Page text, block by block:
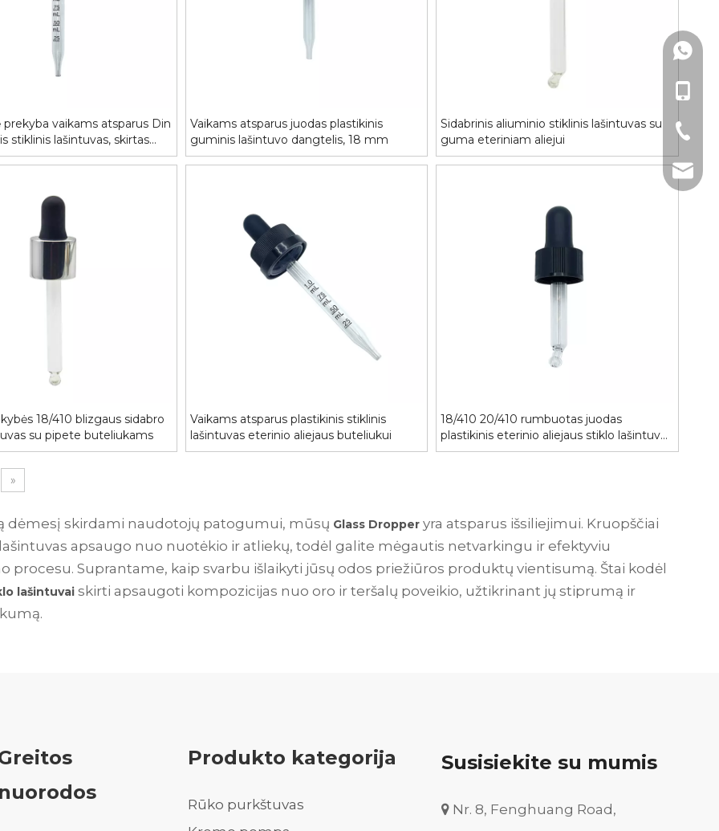
vaikams
plastikinis
Aukštos kokybės žalias PETG
plastikinis kvadratinis butelis
su stikliniu lašintuvu
Didmeninis 50 ml mėlyno
eterinio aliejaus stiklinis
serumo buteliukas su
prekyba vaikams atsparus Din
stiklinis lašintuvas, skirtas
buteliukui
Vaikams atsparus juodas plastikinis
guminis lašintuvo dangtelis, 18 mm
Sidabrinis aliuminio stiklinis lašintuvas su
guma eteriniam aliejui
18/410 blizgaus sidabro
su pipete buteliukams
Vaikams atsparus plastikinis stiklinis
lašintuvas eterinio aliejaus buteliukui
18/410 20/410 rumbuotas juodas
plastikinis eterinio aliejaus stiklo lašintuvo
dangtelis
»
dėmesį skirdami naudotojų patogumui, mūsų Glass Dropper yra atsparus išsiliejimui. Kruopščiai
apsaugo nuo nuotėkio ir atliekų, todėl galite mėgautis netvarkingu ir efektyviu
procesu. Suprantame, kaip svarbu išlaikyti jūsų odos priežiūros produktų vientisumą. Štai kodėl
lašintuvai skirti apsaugoti kompozicijas nuo oro ir teršalų poveikio, užtikrinant jų stiprumą ir
+86-
+86-
nuorodos
Produkto kategorija
Rūko purkštuvas
Susisiekite su mumis
Nr. 8, Fenghuang Road,